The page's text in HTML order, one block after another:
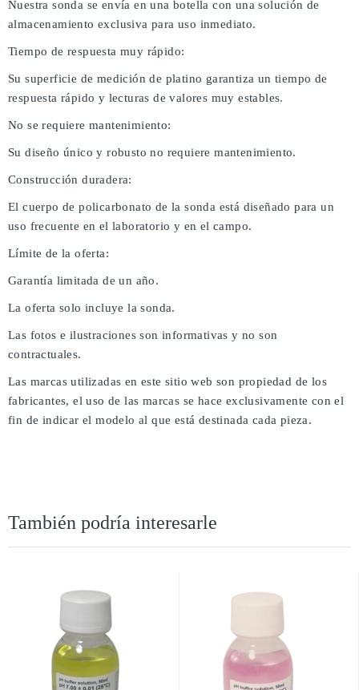
Nuestra sonda se envía en una botella con una solución de
almacenamiento exclusiva para uso inmediato.
Tiempo de respuesta muy rápido:
Su superficie de medición de platino garantiza un tiempo de
respuesta rápido y lecturas de valores muy estables.
No se requiere mantenimiento:
Su diseño único y robusto no requiere mantenimiento.
Construcción duradera:
El cuerpo de policarbonato de la sonda está diseñado para un
uso frecuente en el laboratorio y en el campo.
Límite de la oferta:
Garantía limitada de un año.
La oferta solo incluye la sonda.
Las fotos e ilustraciones son informativas y no son
contractuales.
Las marcas utilizadas en este sitio web son propiedad de los
fabricantes, el uso de las marcas se hace exclusivamente con el
fin de indicar el modelo al que está destinada cada pieza.
También podría interesarle